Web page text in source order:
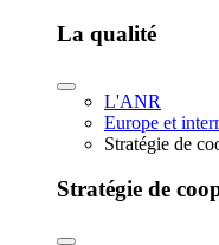
La qualité
L'ANR
Europe et
Stratégie de
Stratégie de